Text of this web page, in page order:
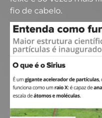
fio de cabelo.